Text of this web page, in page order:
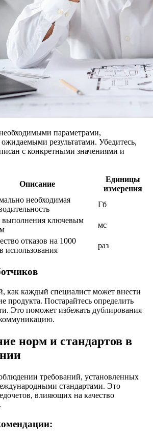
параметрами,
результатами. Убедитесь,
с конкретными значениями и
Описание
Единицы
измерения
необходимая
Гб
выполнения ключевым
мс
отказов на 1000
использования
раз
как каждый специалист может внести
продукта. Постарайтесь определить
Это поможет избежать дублирования
норм и стандартов в
требований, установленных
стандартами. Это
влияющих на качество